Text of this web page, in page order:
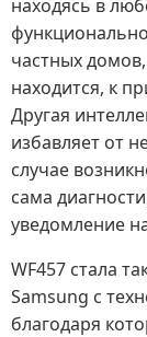
находясь в
частных
находится, к
Другая
избавляет от
случае
сама
уведомление
WF457 стала
Samsung с
благодаря